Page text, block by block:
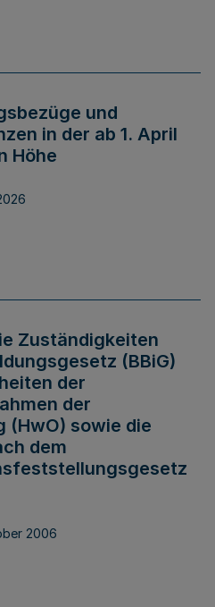
und
in der ab 1. April
Höhe
Zuständigkeiten
(BBiG)
der
der
(HwO) sowie die
dem
2006